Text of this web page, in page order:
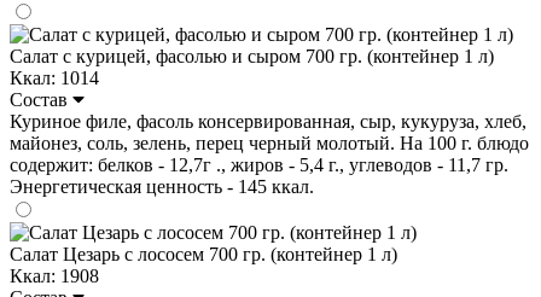
Салат с курицей, фасолью и сыром 700 гр. (контейнер 1 л)
Ккал: 1014
Состав
Куриное филе, фасоль консервированная, сыр, кукуруза, хлеб,
майонез, соль, зелень, перец черный молотый. На 100 г. блюдо
содержит: белков - 12,7г ., жиров - 5,4 г., углеводов - 11,7 гр.
Энергетическая ценность - 145 ккал.
Салат Цезарь с лососем 700 гр. (контейнер 1 л)
Ккал: 1908